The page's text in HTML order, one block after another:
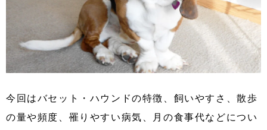
今回はバセット・ハウンドの特徴、飼いやすさ、散歩
の量や頻度、罹りやすい病気、月の食事代などについ